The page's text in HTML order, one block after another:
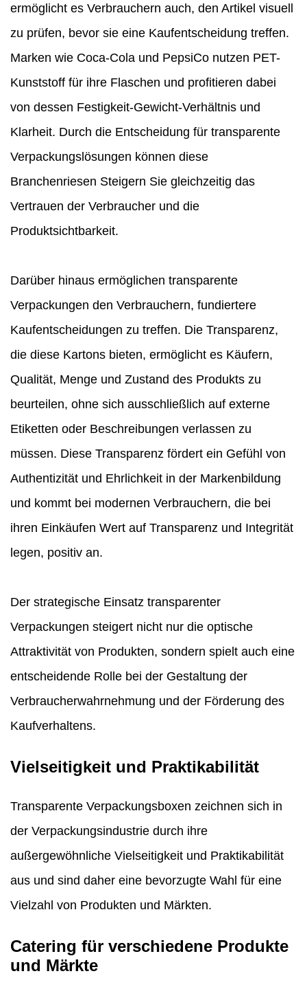
ermöglicht es Verbrauchern auch, den Artikel visuell
zu prüfen, bevor sie eine Kaufentscheidung treffen.
Marken wie Coca-Cola und PepsiCo nutzen PET-
Kunststoff für ihre Flaschen und profitieren dabei
von dessen Festigkeit-Gewicht-Verhältnis und
Klarheit. Durch die Entscheidung für transparente
Verpackungslösungen können diese
Branchenriesen Steigern Sie gleichzeitig das
Vertrauen der Verbraucher und die
Produktsichtbarkeit.
Darüber hinaus ermöglichen transparente
Verpackungen den Verbrauchern, fundiertere
Kaufentscheidungen zu treffen. Die Transparenz,
die diese Kartons bieten, ermöglicht es Käufern,
Qualität, Menge und Zustand des Produkts zu
beurteilen, ohne sich ausschließlich auf externe
Etiketten oder Beschreibungen verlassen zu
müssen. Diese Transparenz fördert ein Gefühl von
Authentizität und Ehrlichkeit in der Markenbildung
und kommt bei modernen Verbrauchern, die bei
ihren Einkäufen Wert auf Transparenz und Integrität
legen, positiv an.
Der strategische Einsatz transparenter
Verpackungen steigert nicht nur die optische
Attraktivität von Produkten, sondern spielt auch eine
entscheidende Rolle bei der Gestaltung der
Verbraucherwahrnehmung und der Förderung des
Kaufverhaltens.
Vielseitigkeit und Praktikabilität
Transparente Verpackungsboxen zeichnen sich in
der Verpackungsindustrie durch ihre
außergewöhnliche Vielseitigkeit und Praktikabilität
aus und sind daher eine bevorzugte Wahl für eine
Vielzahl von Produkten und Märkten.
Catering für verschiedene Produkte
und Märkte